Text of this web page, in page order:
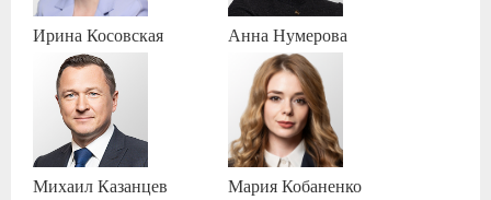
Ирина Косовская Анна Нумерова
МихаилКазанцев МарияКобаненко